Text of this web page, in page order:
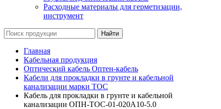
Расходные материалы для герметизации,
инструмент
Главная
Кабельная продукция
Оптический кабель Оптен-кабель
Кабели для прокладки в грунте и кабельной
канализации марки ТОС
Кабель для прокладки в грунте и кабельной
канализации ОПН-ТОС-01-020А10-5.0